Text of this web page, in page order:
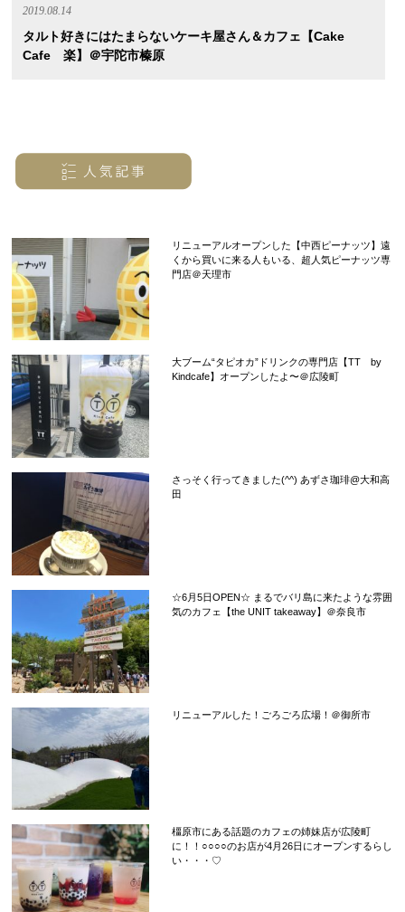
2019.08.14
タルト好きにはたまらないケーキ屋さん＆カフェ【Cake
Cafe 楽】＠宇陀市榛原
リニューアルオープンした【中西ピーナッツ】遠
くから買いに来る人もいる、超人気ピーナッツ専
門店＠天理市
大ブーム“タピオカ”ドリンクの専門店【TT by
Kindcafe】オープンしたよ〜＠広陵町
さっそく行ってきました(^^) あずさ珈琲@大和高
田
☆6月5日OPEN☆ まるでバリ島に来たような雰囲
気のカフェ【the UNIT takeaway】＠奈良市
リニューアルした！ごろごろ広場！＠御所市
橿原市にある話題のカフェの姉妹店が広陵町
に！！○○○○のお店が4月26日にオープンするらし
い・・・♡